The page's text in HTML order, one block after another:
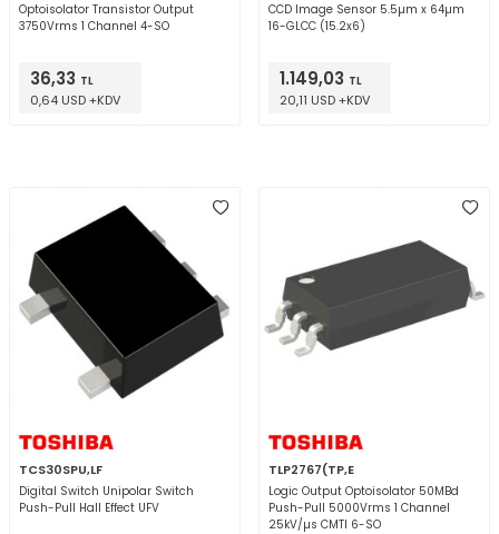
Optoisolator Transistor Output
3750Vrms 1 Channel 4-SO
36,33 TL
0,64 USD +KDV
CCD Image Sensor 5.5µm x 64µm
16-GLCC (15.2x6)
1.149,03 TL
20,11 USD +KDV
TCS30SPU,LF
Digital Switch Unipolar Switch
Push-Pull Hall Effect UFV
TLP2767(TP,E
Logic Output Optoisolator 50MBd
Push-Pull 5000Vrms 1 Channel
25kV/µs CMTI 6-SO